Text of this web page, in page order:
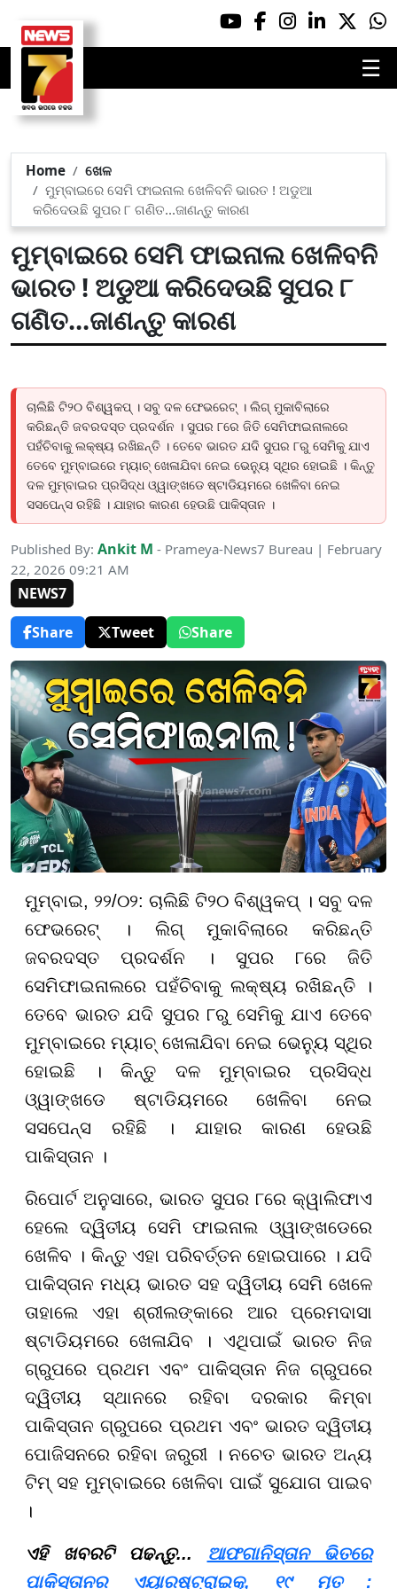
☰
Home
ଖେଳ
ମୁମ୍ବାଇରେ ସେମି ଫାଇନାଲ ଖେଳିବନି ଭାରତ ! ଅଡୁଆ
କରିଦେଉଛି ସୁପର ୮ ଗଣିତ...ଜାଣନ୍ତୁ କାରଣ
ମୁମ୍ବାଇରେ ସେମି ଫାଇନାଲ ଖେଳିବନି
ଭାରତ ! ଅଡୁଆ କରିଦେଉଛି ସୁପର ୮
ଗଣିତ...ଜାଣନ୍ତୁ କାରଣ
ଚାଲିଛି ଟି୨୦ ବିଶ୍ୱକପ୍ । ସବୁ ଦଳ ଫେଭରେଟ୍ । ଲିଗ୍ ମୁକାବିଲାରେ
କରିଛନ୍ତି ଜବରଦସ୍ତ ପ୍ରଦର୍ଶନ । ସୁପର ୮ରେ ଜିତି ସେମିଫାଇନାଲରେ
ପହଁଚିବାକୁ ଲକ୍ଷ୍ୟ ରଖିଛନ୍ତି । ତେବେ ଭାରତ ଯଦି ସୁପର ୮ରୁ ସେମିକୁ ଯାଏ
ତେବେ ମୁମ୍ବାଇରେ ମ୍ୟାଚ୍ ଖେଳାଯିବା ନେଇ ଭେନ୍ୟୁ ସ୍ଥିର ହୋଇଛି । କିନ୍ତୁ
ଦଳ ମୁମ୍ବାଇର ପ୍ରସିଦ୍ଧ ଓ୍ୱାଙ୍ଖଡେ ଷ୍ଟାଡିୟମରେ ଖେଳିବା ନେଇ
ସସପେନ୍ସ ରହିଛି । ଯାହାର କାରଣ ହେଉଛି ପାକିସ୍ତାନ ।
Published By: Ankit M - Prameya-News7 Bureau | February
22, 2026 09:21 AM
NEWS7
Share
Tweet Share
ମୁମ୍ବାଇ, ୨୨/୦୨: ଚାଲିଛି ଟି୨୦ ବିଶ୍ୱକପ୍ । ସବୁ ଦଳ
ଫେଭରେଟ୍ । ଲିଗ୍ ମୁକାବିଲାରେ କରିଛନ୍ତି
ଜବରଦସ୍ତ ପ୍ରଦର୍ଶନ । ସୁପର ୮ରେ ଜିତି
ସେମିଫାଇନାଲରେ ପହଁଚିବାକୁ ଲକ୍ଷ୍ୟ ରଖିଛନ୍ତି ।
ତେବେ ଭାରତ ଯଦି ସୁପର ୮ରୁ ସେମିକୁ ଯାଏ ତେବେ
ମୁମ୍ବାଇରେ ମ୍ୟାଚ୍ ଖେଳାଯିବା ନେଇ ଭେନ୍ୟୁ ସ୍ଥିର
ହୋଇଛି । କିନ୍ତୁ ଦଳ ମୁମ୍ବାଇର ପ୍ରସିଦ୍ଧ
ଓ୍ୱାଙ୍ଖଡେ ଷ୍ଟାଡିୟମରେ ଖେଳିବା ନେଇ
ସସପେନ୍ସ ରହିଛି । ଯାହାର କାରଣ ହେଉଛି
ପାକିସ୍ତାନ ।
ରିପୋର୍ଟ ଅନୁସାରେ, ଭାରତ ସୁପର ୮ରେ କ୍ୱାଲିଫାଏ
ହେଲେ ଦ୍ୱିତୀୟ ସେମି ଫାଇନାଲ ଓ୍ୱାଙ୍ଖଡେରେ
ଖେଳିବ । କିନ୍ତୁ ଏହା ପରିବର୍ତ୍ତନ ହୋଇପାରେ । ଯଦି
ପାକିସ୍ତାନ ମଧ୍ୟ ଭାରତ ସହ ଦ୍ୱିତୀୟ ସେମି ଖେଳେ
ତାହାଲେ ଏହା ଶ୍ରୀଲଙ୍କାରେ ଆର ପ୍ରେମଦାସା
ଷ୍ଟାଡିୟମରେ ଖେଳାଯିବ । ଏଥିପାଇଁ ଭାରତ ନିଜ
ଗ୍ରୁପରେ ପ୍ରଥମ ଏବଂ ପାକିସ୍ତାନ ନିଜ ଗ୍ରୁପରେ
ଦ୍ୱିତୀୟ ସ୍ଥାନରେ ରହିବା ଦରକାର କିମ୍ବା
ପାକିସ୍ତାନ ଗ୍ରୁପରେ ପ୍ରଥମ ଏବଂ ଭାରତ ଦ୍ୱିତୀୟ
ପୋଜିସନରେ ରହିବା ଜରୁରୀ । ନଚେତ ଭାରତ ଅନ୍ୟ
ଟିମ୍ ସହ ମୁମ୍ବାଇରେ ଖେଳିବା ପାଇଁ ସୁଯୋଗ ପାଇବ
।
ଏହି ଖବରଟି ପଢନ୍ତୁ...
ଆଫଗାନିସ୍ତାନ ଭିତରେ
ପାକିସ୍ତାନର ଏୟାରଷ୍ଟ୍ରାଇକ୍, ୧୯ ମୃତ :